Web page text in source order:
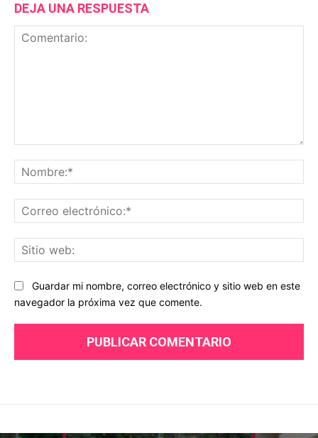
DEJA UNA RESPUESTA
Guardar mi nombre, correo electrónico y sitio web en este
navegador la próxima vez que comente.